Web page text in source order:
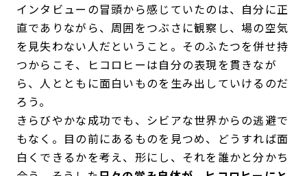
インタビューの冒頭から感じていたのは、自分に正
直でありながら、周囲をつぶさに観察し、場の空気
を見失わない人だということ。そのふたつを併せ持
つからこそ、ヒコロヒーは自分の表現を貫きなが
ら、人とともに面白いものを生み出していけるのだ
ろう。
きらびやかな成功でも、シビアな世界からの逃避で
もなく。目の前にあるものを見つめ、どうすれば面
白くできるかを考え、形にし、それを誰かと分かち